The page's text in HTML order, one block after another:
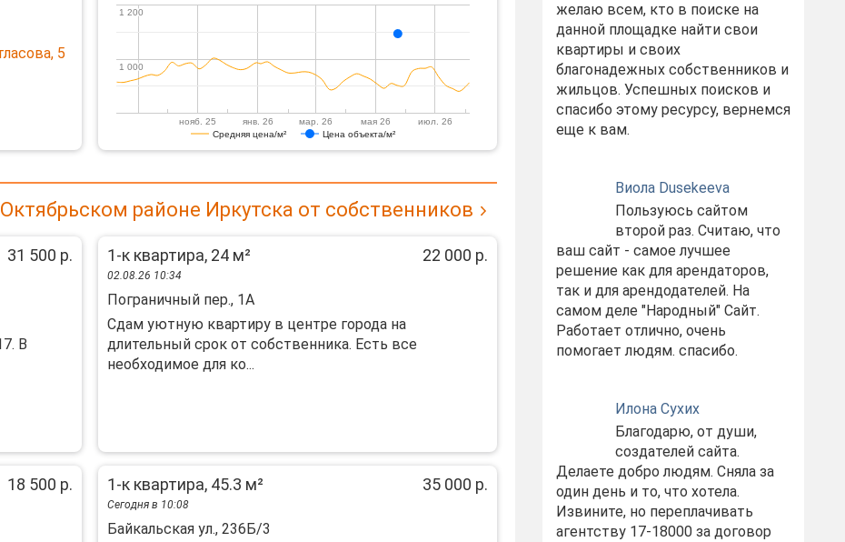
5
Средняя цена/м² Цена объекта/м²
нояб. 25 янв. 26 мар. 26 мая 26 июл. 26
1 000
1 000
1 200
1 200
районе Иркутска от собственников
31 500 р.
B
1-к квартира, 24 м² 22 000 р.
02.08.26 10:34
Пограничный пер., 1А
Сдам уютную квартиру в центре города на
длительный срок от собственника. Есть все
необходимое для ко...
18 500 р. 1-к квартира, 45.3 м² 35 000 р.
Сегодня в 10:08
Байкальская ул., 236Б/3
желаю всем, кто в поиске на
данной площадке найти свои
квартиры и своих
благонадежных собственников и
жильцов. Успешных поисков и
спасибо этому ресурсу, вернемся
еще к вам.
Виола Dusekeeva
Пользуюсь сайтом
второй раз. Считаю, что
ваш сайт - самое лучшее
решение как для арендаторов,
так и для арендодателей. На
самом деле "Народный" Сайт.
Работает отлично, очень
помогает людям. спасибо.
Илона Сухих
Благодарю, от души,
создателей сайта.
Делаете добро людям. Сняла за
один день и то, что хотела.
Извините, но переплачивать
агентству 17-18000 за договор